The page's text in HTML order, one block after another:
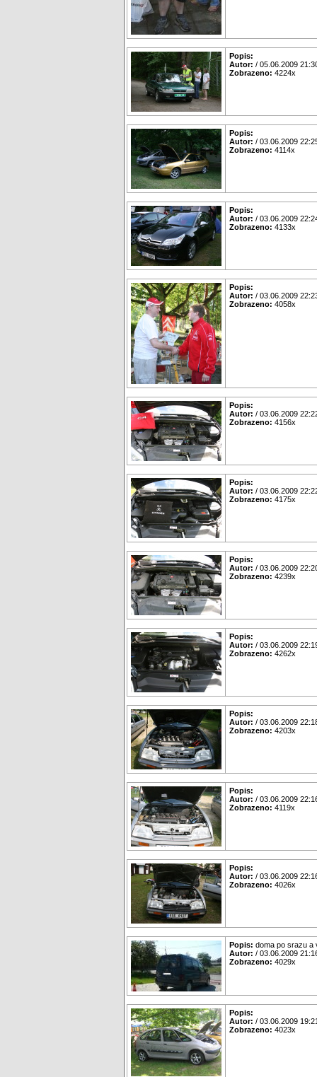
Popis:
Autor: / 05.06.2009
Zobrazeno: 4224x
Popis:
Autor: / 03.06.2009
Zobrazeno: 4114x
Popis:
Autor: / 03.06.2009
Zobrazeno: 4133x
Popis:
Autor: / 03.06.2009
Zobrazeno: 4058x
Popis:
Autor: / 03.06.2009
Zobrazeno: 4156x
Popis:
Autor: / 03.06.2009
Zobrazeno: 4175x
Popis:
Autor: / 03.06.2009
Zobrazeno: 4239x
Popis:
Autor: / 03.06.2009
Zobrazeno: 4262x
Popis:
Autor: / 03.06.2009
Zobrazeno: 4203x
Popis:
Autor: / 03.06.2009
Zobrazeno: 4119x
Popis:
Autor: / 03.06.2009
Zobrazeno: 4026x
Popis: doma po srazu a
Autor: / 03.06.2009
Zobrazeno: 4029x
Popis:
Autor: / 03.06.2009
Zobrazeno: 4023x